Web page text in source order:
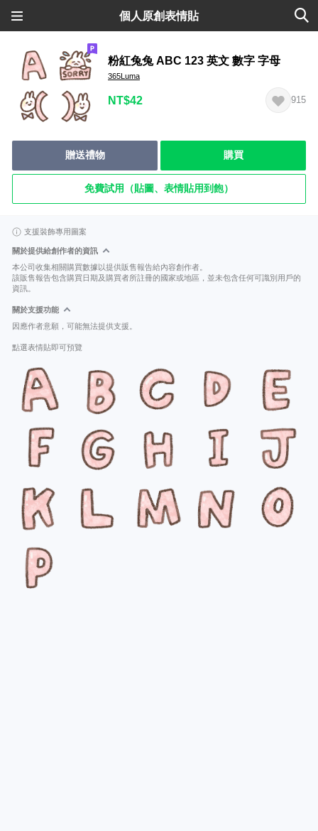
個人原創表情貼
粉紅兔兔 ABC 123 英文 數字 字母
365Luma
NT$42 915
贈送禮物 購買
免費試用（貼圖、表情貼用到飽）
支援裝飾專用圖案
關於提供給創作者的資訊
本公司收集相關購買數據以提供販售報告給內容創作者。
該販售報告包含購買日期及購買者所註冊的國家或地區，並未包含任何可識別用戶的
資訊。
關於支援功能
因應作者意願，可能無法提供支援。
點選表情貼即可預覽